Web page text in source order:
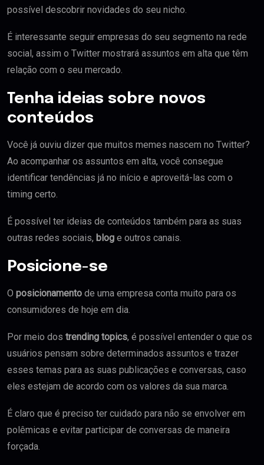
possível descobrir novidades do seu nicho.
É interessante seguir empresas do seu segmento na rede
social, assim o Twitter mostrará assuntos em alta que têm
relação com o seu mercado.
Tenha ideias sobre novos
conteúdos
Você já ouviu dizer que muitos memes nascem no Twitter?
Ao acompanhar os assuntos em alta, você consegue
identificar tendências já no início e aproveitá-las com o
timing certo.
É possível ter ideias de conteúdos também para as suas
outras redes sociais, blog e outros canais.
Posicione-se
O posicionamento de uma empresa conta muito para os
consumidores de hoje em dia.
Por meio dos trending topics, é possível entender o que os
usuários pensam sobre determinados assuntos e trazer
esses temas para as suas publicações e conversas, caso
eles estejam de acordo com os valores da sua marca.
É claro que é preciso ter cuidado para não se envolver em
polêmicas e evitar participar de conversas de maneira
forçada.